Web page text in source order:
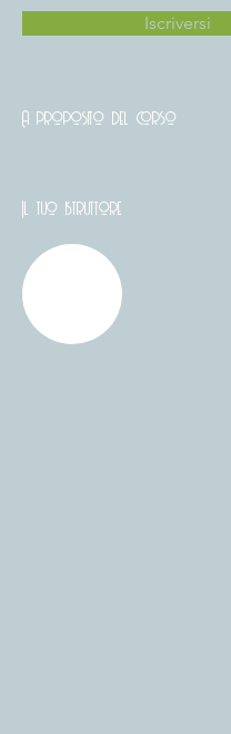
Iscriversi
A proposito del corso
Il tuo istruttore